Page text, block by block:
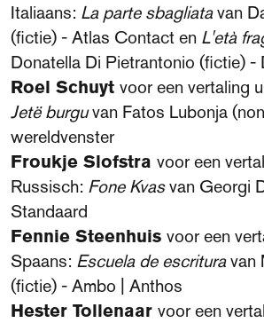
Italiaans: La parte sbagliatavan
(fictie) - Atlas Contact en L'età
Donatella Di Pietrantonio (fictie) -
Roel Schuyt voor een vertaling
Jetë burguvan Fatos Lubonja
wereldvenster
Froukje Slofstra voor een
Russisch: Fone Kvasvan Georgi
Standaard
Fennie Steenhuis voor een
Spaans: Escuela de escrituravan
(fictie) - Ambo | Anthos
Hester Tollenaar voor een